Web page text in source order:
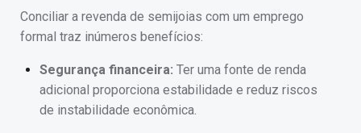
Conciliar a revenda de semijoias com um emprego
formal traz inúmeros benefícios:
Segurança financeira: Ter uma fonte de renda
adicional proporciona estabilidade e reduz riscos
de instabilidade econômica.